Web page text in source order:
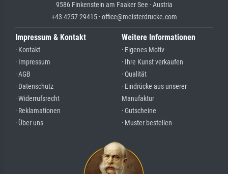
9586 Finkenstein am Faaker See · Austria
+43 4257 29415 · office@meisterdrucke.com
Impressum & Kontakt
· Kontakt
· Impressum
· AGB
· Datenschutz
· Widerrufsrecht
· Reklamationen
· Über uns
Weitere Informationen
· Eigenes Motiv
· Ihre Kunst verkaufen
· Qualität
· Eindrücke aus unserer
Manufaktur
· Gutscheine
· Muster bestellen